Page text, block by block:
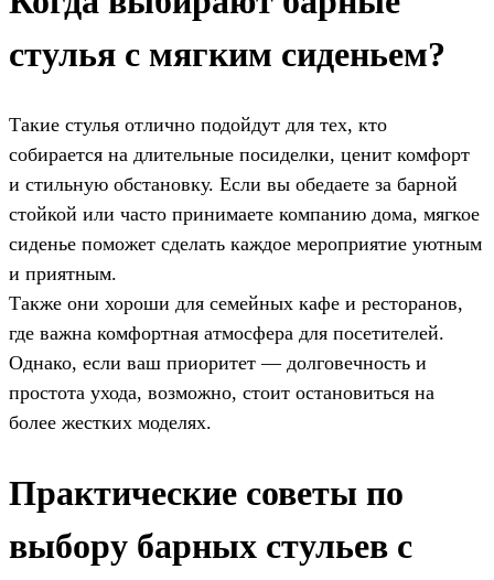
стулья с мягким сиденьем?
Такие стулья отлично подойдут для тех, кто
собирается на длительные посиделки, ценит комфорт
и стильную обстановку. Если вы обедаете за барной
стойкой или часто принимаете компанию дома, мягкое
сиденье поможет сделать каждое мероприятие уютным
и приятным.
Также они хороши для семейных кафе и ресторанов,
где важна комфортная атмосфера для посетителей.
Однако, если ваш приоритет — долговечность и
простота ухода, возможно, стоит остановиться на
более жестких моделях.
Практические советы по
выбору барных стульев с